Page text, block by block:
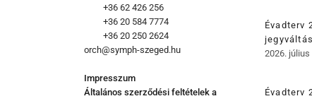
+36 62 426 256
+36 20 584 7774
+36 20 250 2624
orch@symph-szeged.hu
Impresszum
Általános szerződési feltételek a
Évadterv
jegyváltás
2026. július
Évadterv